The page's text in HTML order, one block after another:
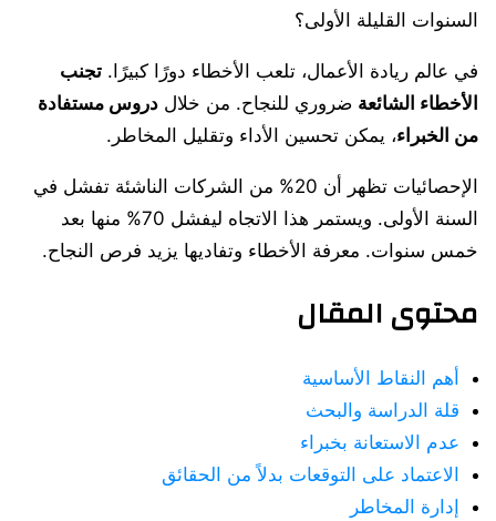
السنوات القليلة الأولى؟
في عالم ريادة الأعمال، تلعب الأخطاء دورًا كبيرًا. تجنب
الأخطاء الشائعة ضروري للنجاح. من خلال دروس مستفادة
من الخبراء، يمكن تحسين الأداء وتقليل المخاطر.
الإحصائيات تظهر أن 20% من الشركات الناشئة تفشل في
السنة الأولى. ويستمر هذا الاتجاه ليفشل 70% منها بعد
خمس سنوات. معرفة الأخطاء وتفاديها يزيد فرص النجاح.
محتوى المقال
أهم النقاط الأساسية
قلة الدراسة والبحث
عدم الاستعانة بخبراء
الاعتماد على التوقعات بدلاً من الحقائق
إدارة المخاطر